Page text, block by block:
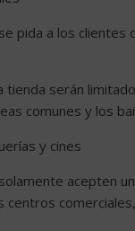
pida a los
tienda serán
comunes y los
y cines
acepten
centros